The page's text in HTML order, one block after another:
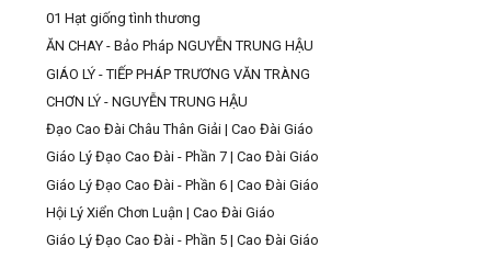
01 Hạt giống tình thương
ĂN CHAY - Bảo Pháp NGUYỄN TRUNG HẬU
GIÁO LÝ - TIẾP PHÁP TRƯƠNG VĂN TRÀNG
CHƠN LÝ - NGUYỄN TRUNG HẬU
Đạo Cao Đài Châu Thân Giải | Cao Đài Giáo
Giáo Lý Đạo Cao Đài - Phần 7 | Cao Đài Giáo
Giáo Lý Đạo Cao Đài - Phần 6 | Cao Đài Giáo
Hội Lý Xiển Chơn Luận | Cao Đài Giáo
Giáo Lý Đạo Cao Đài - Phần 5 | Cao Đài Giáo